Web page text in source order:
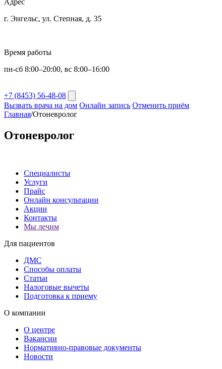
Адрес
г. Энгельс, ул. Степная, д. 35
Время работы
пн-сб 8:00–20:00, вс 8:00–16:00
+7 (8453) 56-48-08
Вызвать врача на дом Онлайн запись Отменить приём
Главная/Отоневролог
Отоневролог
Специалисты
Услуги
Прайс
Онлайн консультации
Акции
Контакты
Мы лечим
Для пациентов
ДМС
Способы оплаты
Статьи
Налоговые вычеты
Подготовка к приему
О компании
О центре
Вакансии
Нормативно-правовые документы
Новости